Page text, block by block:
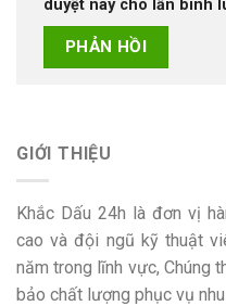
duyệt này cho lần bình
GIỚI THIỆU
Khắc Dấu 24h là đơn vị
cao và đội ngũ kỹ thuật
năm trong lĩnh vực, Chúng
bảo chất lượng phục vụ